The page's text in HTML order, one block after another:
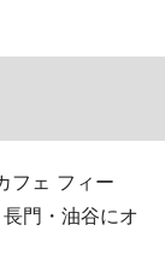
フェ フィー
門・油谷にオ